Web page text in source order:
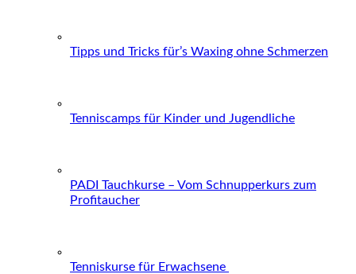
Tipps und Tricks für’s Waxing ohne Schmerzen
Tenniscamps für Kinder und Jugendliche
PADI Tauchkurse – Vom Schnupperkurs zum
Profitaucher
Tenniskurse für Erwachsene